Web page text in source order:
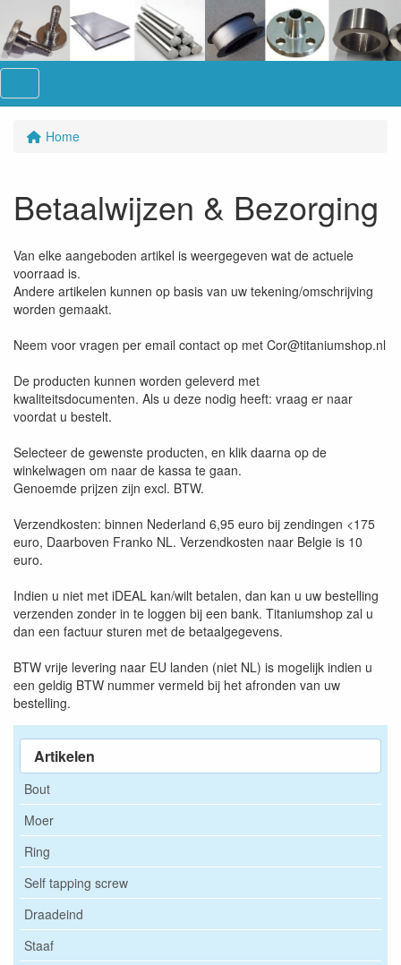
Artikelen
Bout
Moer
Ring
Self tapping screw
Draadeind
Staaf
Home
Betaalwijzen & Bezorging
Van elke aangeboden artikel is weergegeven wat de actuele
voorraad is.
Andere artikelen kunnen op basis van uw tekening/omschrijving
worden gemaakt.
Neem voor vragen per email contact op met Cor@titaniumshop.nl
De producten kunnen worden geleverd met
kwaliteitsdocumenten. Als u deze nodig heeft: vraag er naar
voordat u bestelt.
Selecteer de gewenste producten, en klik daarna op de
winkelwagen om naar de kassa te gaan.
Genoemde prijzen zijn excl. BTW.
Verzendkosten: binnen Nederland 6,95 euro bij zendingen <175
euro, Daarboven Franko NL. Verzendkosten naar Belgie is 10
euro.
Indien u niet met iDEAL kan/wilt betalen, dan kan u uw bestelling
verzenden zonder in te loggen bij een bank. Titaniumshop zal u
dan een factuur sturen met de betaalgegevens.
BTW vrije levering naar EU landen (niet NL) is mogelijk indien u
een geldig BTW nummer vermeld bij het afronden van uw
bestelling.